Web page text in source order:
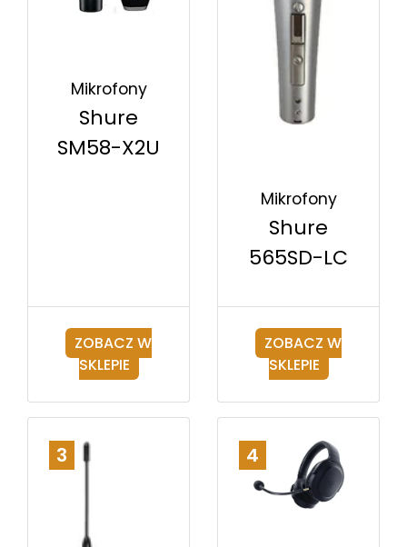
Mikrofony
Shure
SM58-X2U
ZOBACZ W
SKLEPIE
Mikrofony
Shure
565SD-LC
ZOBACZ W
SKLEPIE
3 4